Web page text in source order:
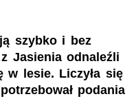
szybko i bez
Jasienia odnaleźli
w lesie. Liczyła się
podania